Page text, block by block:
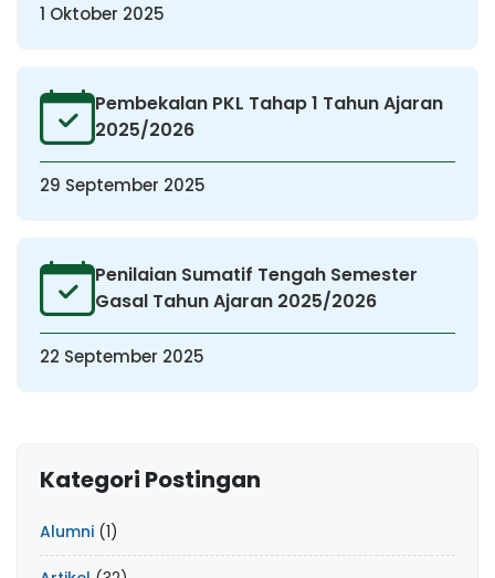
1 Oktober 2025
Pembekalan PKL Tahap 1 Tahun Ajaran
2025/2026
29 September 2025
Penilaian Sumatif Tengah Semester
Gasal Tahun Ajaran 2025/2026
22 September 2025
Kategori Postingan
Alumni (1)